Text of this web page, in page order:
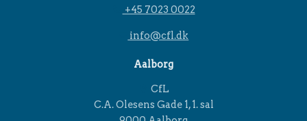
+45 7023 0022
info@cfl.dk
Aalborg
CfL
C.A. Olesens Gade 1, 1. sal